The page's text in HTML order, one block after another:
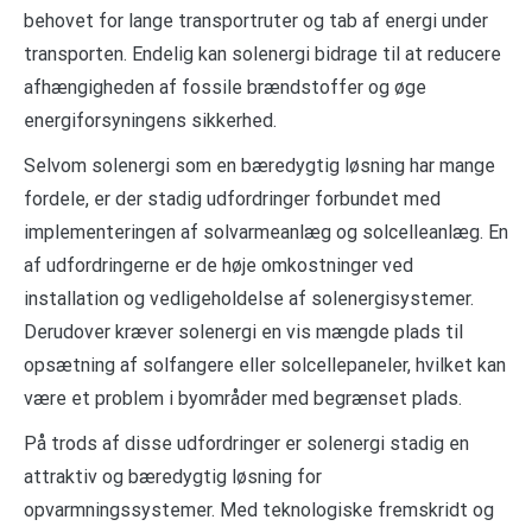
behovet for lange transportruter og tab af energi under
transporten. Endelig kan solenergi bidrage til at reducere
afhængigheden af fossile brændstoffer og øge
energiforsyningens sikkerhed.
Selvom solenergi som en bæredygtig løsning har mange
fordele, er der stadig udfordringer forbundet med
implementeringen af solvarmeanlæg og solcelleanlæg. En
af udfordringerne er de høje omkostninger ved
installation og vedligeholdelse af solenergisystemer.
Derudover kræver solenergi en vis mængde plads til
opsætning af solfangere eller solcellepaneler, hvilket kan
være et problem i byområder med begrænset plads.
På trods af disse udfordringer er solenergi stadig en
attraktiv og bæredygtig løsning for
opvarmningssystemer. Med teknologiske fremskridt og